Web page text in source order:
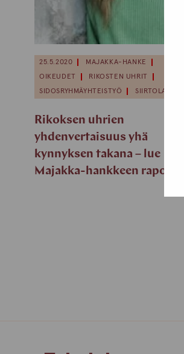
25.5.2020
MAJAKKA-HANKE
OIKEUDET
RIKOSTEN UHRIT
SIDOSRYHMÄYHTEISTYÖ
SIIRTOLAISUUS
Rikoksen uhrien
yhdenvertaisuus yhä
kynnyksen takana – lue
Majakka-hankkeen raportti!